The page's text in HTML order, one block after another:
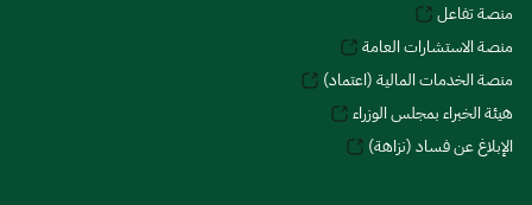
منصة تفاعل
منصة الاستشارات العامة
منصة الخدمات المالية (اعتماد)
هيئة الخبراء بمجلس الوزراء
الإبلاغ عن فساد (نزاهة)